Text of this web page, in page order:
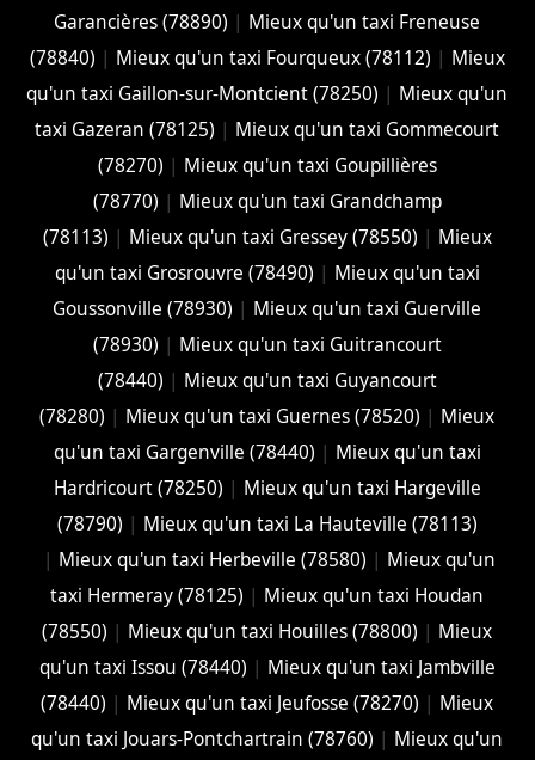
Garancières (78890) | Mieux qu'un taxi Freneuse
(78840) | Mieux qu'un taxi Fourqueux (78112) | Mieux
qu'un taxi Gaillon-sur-Montcient (78250) | Mieux qu'un
taxi Gazeran (78125) | Mieux qu'un taxi Gommecourt
(78270) | Mieux qu'un taxi Goupillières
(78770) | Mieux qu'un taxi Grandchamp
(78113) | Mieux qu'un taxi Gressey (78550) | Mieux
qu'un taxi Grosrouvre (78490) | Mieux qu'un taxi
Goussonville (78930) | Mieux qu'un taxi Guerville
(78930) | Mieux qu'un taxi Guitrancourt
(78440) | Mieux qu'un taxi Guyancourt
(78280) | Mieux qu'un taxi Guernes (78520) | Mieux
qu'un taxi Gargenville (78440) | Mieux qu'un taxi
Hardricourt (78250) | Mieux qu'un taxi Hargeville
(78790) | Mieux qu'un taxi La Hauteville (78113)
| Mieux qu'un taxi Herbeville (78580) | Mieux qu'un
taxi Hermeray (78125) | Mieux qu'un taxi Houdan
(78550) | Mieux qu'un taxi Houilles (78800) | Mieux
qu'un taxi Issou (78440) | Mieux qu'un taxi Jambville
(78440) | Mieux qu'un taxi Jeufosse (78270) | Mieux
qu'un taxi Jouars-Pontchartrain (78760) | Mieux qu'un